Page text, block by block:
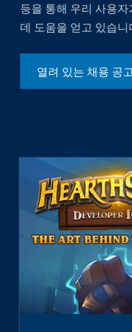
등을 통해 우리 사용
데 도움을 얻고 있습니
열려 있는 채용 공